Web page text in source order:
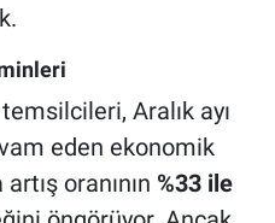
Aralık ayı
eden ekonomik
oranının %33 ile